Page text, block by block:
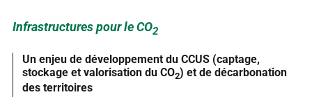
Infrastructures pour le CO2
Un enjeu de développement du CCUS (captage,
stockage et valorisation du CO2) et de décarbonation
des territoires